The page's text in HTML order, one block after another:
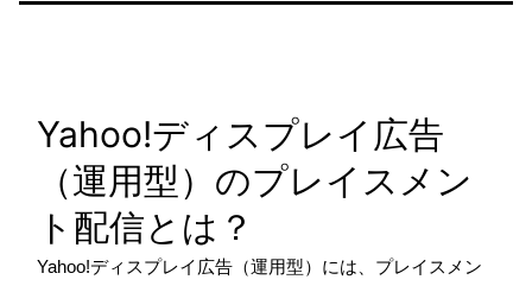
Yahoo!ディスプレイ広告
（運用型）のプレイスメン
ト配信とは？
Yahoo!ディスプレイ広告（運用型）には、プレイスメン